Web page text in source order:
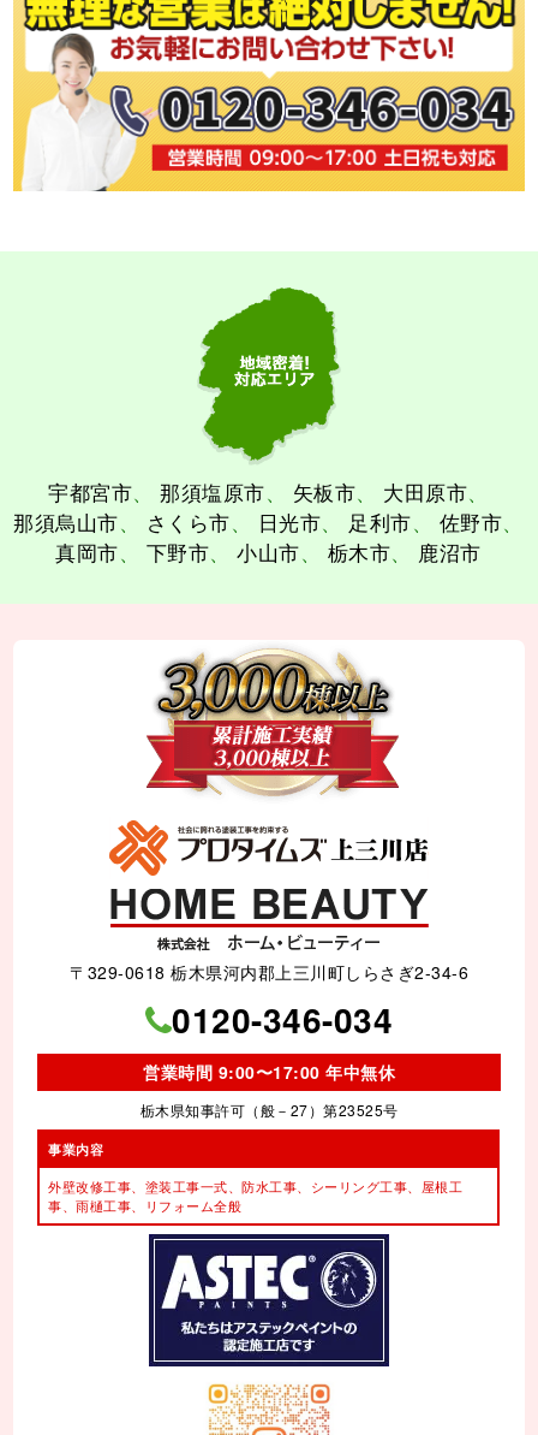
宇都宮市 那須塩原市 矢板市
大田原市
那須烏山市
さくら市 日光市 足利市
佐野市
真岡市
下野市 小山市 栃木市 鹿沼市
〒329-0618 栃木県河内郡上三川町しらさぎ2-34-6
0120-346-034
営業時間 9:00〜17:00 年中無休
栃木県知事許可（般－27）第23525号
事業内容
外壁改修工事、塗装工事⼀式、防水工事、シーリング工事、 屋根工
事、雨樋工事、
リフォーム全般